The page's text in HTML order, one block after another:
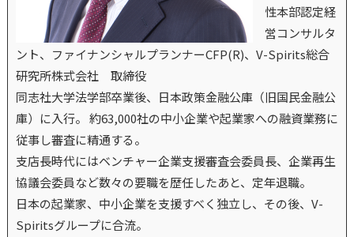
性本部認定経
営コンサルタ
ント、ファイナンシャルプランナーCFP(R)、V-Spirits総合
研究所株式会社 取締役
同志社大学法学部卒業後、日本政策金融公庫（旧国民金融公
庫）に入行。 約63,000社の中小企業や起業家への融資業務に
従事し審査に精通する。
支店長時代にはベンチャー企業支援審査会委員長、企業再生
協議会委員など数々の要職を歴任したあと、定年退職。
日本の起業家、中小企業を支援すべく独立し、その後、V-
Spiritsグループに合流。